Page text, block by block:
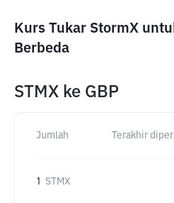
Kurs Tukar StormX
Berbeda
STMX ke GBP
Jumlah Terakhir
1 STMX